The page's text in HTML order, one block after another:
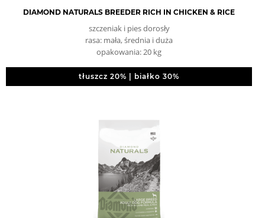
DIAMOND NATURALS BREEDER RICH IN CHICKEN & RICE
szczeniak i pies dorosły
rasa: mała, średnia i duża
opakowania: 20 kg
tłuszcz 20% | białko 30%